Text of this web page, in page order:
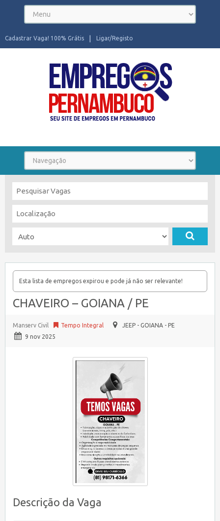
Ligar/Registo
Cadastrar Vaga! 100% Grátis
Esta lista de empregos expirou e pode já não ser relevante!
CHAVEIRO – GOIANA / PE
Manserv Civil Tempo Integral
JEEP - GOIANA - PE
9 nov 2025
Descrição da Vaga